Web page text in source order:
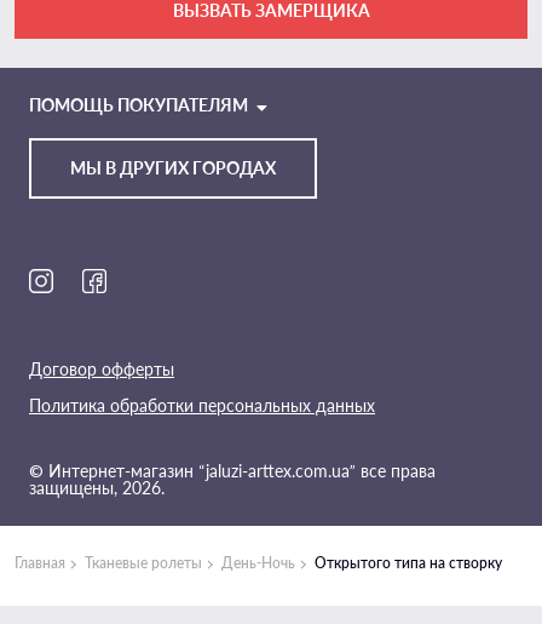
TELEGRAM
ВЫЗВАТЬ ЗАМЕРЩИКА
МЫ В ДРУГИХ ГОРОДАХ
ПОМОЩЬ ПОКУПАТЕЛЯМ
© Интернет-магазин “jaluzi-arttex.com.ua” все права
защищены, 2026.
Договор офферты
Политика обработки персональных данных
Главная Тканевые ролеты День-Ночь Открытого типа на створку